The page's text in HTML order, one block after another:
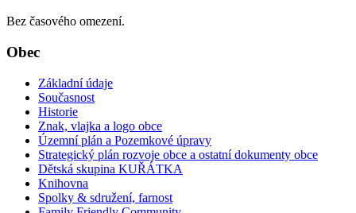
Bez časového omezení.
Obec
Základní údaje
Současnost
Historie
Znak, vlajka a logo obce
Územní plán a Pozemkové úpravy
Strategický plán rozvoje obce a ostatní dokumenty obce
Dětská skupina KUŘÁTKA
Knihovna
Spolky & sdružení, farnost